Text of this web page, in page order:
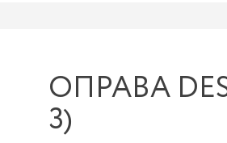
ОПРАВА
3)